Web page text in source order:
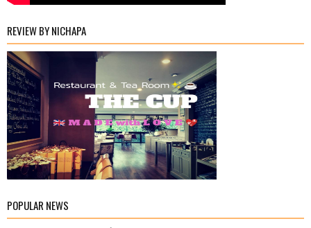
REVIEW BY NICHAPA
POPULAR NEWS